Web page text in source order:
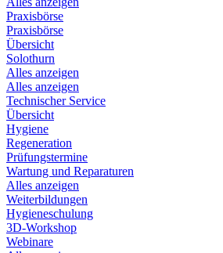
Praxisbörse
Praxisbörse
Übersicht
Solothurn
Alles anzeigen
Alles anzeigen
Technischer Service
Übersicht
Hygiene
Regeneration
Prüfungstermine
Wartung und Reparaturen
Alles anzeigen
Weiterbildungen
Hygieneschulung
3D-Workshop
Webinare